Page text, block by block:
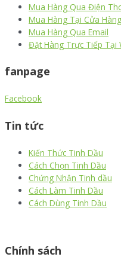
Mua Hàng Qua Điện
Mua Hàng Tại Cửa Hàng
Mua Hàng Qua Email
Đặt Hàng Trực Tiếp Tại
fanpage
Facebook
Tin tức
Kiến Thức Tinh Dầu
Cách Chọn Tinh Dầu
Chứng Nhận Tinh dầu
Cách Làm Tinh Dầu
Cách Dùng Tinh Dầu
Chính sách